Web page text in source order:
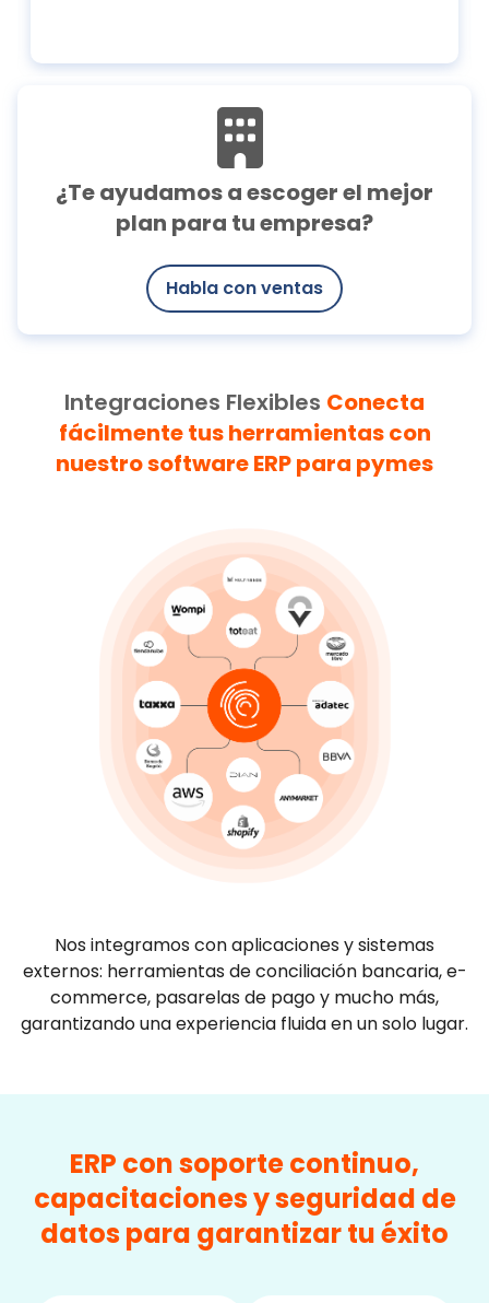
¿Te ayudamos a escoger el mejor
plan para tu empresa?
Habla con ventas
Integraciones Flexibles Conecta
fácilmente tus herramientas con
nuestro software ERP para pymes
Nos integramos con aplicaciones y sistemas
externos: herramientas de conciliación bancaria, e-
commerce, pasarelas de pago y mucho más,
garantizando una experiencia fluida en un solo lugar.
ERP con soporte continuo,
capacitaciones y seguridad de
datos para garantizar tu éxito